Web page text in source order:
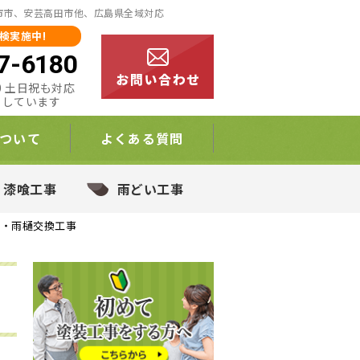
、安芸高田市他、広島県全域対応
実施中!
6180
日祝も対応
ています
いて よくある質問
喰工事 雨どい工事
雨樋交換工事